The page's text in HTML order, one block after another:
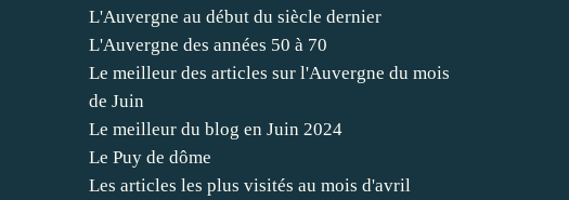
L'Auvergne au début du siècle dernier
L'Auvergne des années 50 à 70
Le meilleur des articles sur l'Auvergne du mois
de Juin
Le meilleur du blog en Juin 2024
Le Puy de dôme
Les articles les plus visités au mois d'avril